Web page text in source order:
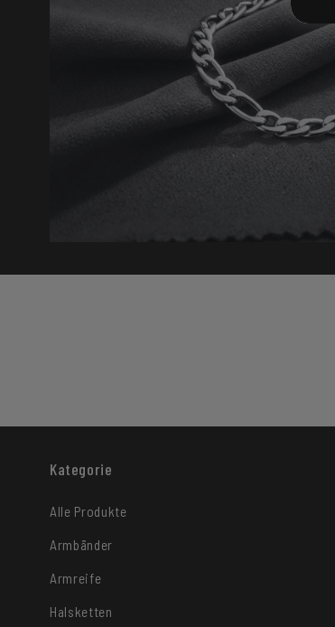
Kategorie
Alle Produkte
Armbänder
Armreife
Halsketten